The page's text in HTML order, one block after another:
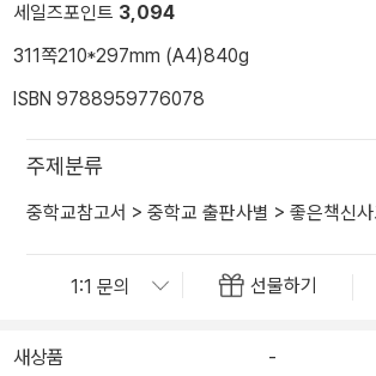
세일즈포인트 3,094
311쪽210*297mm (A4)840g
ISBN 9788959776078
주제분류
중학교참고서 > 중학교 출판사별 > 좋은책신
선물하기
새상품
-